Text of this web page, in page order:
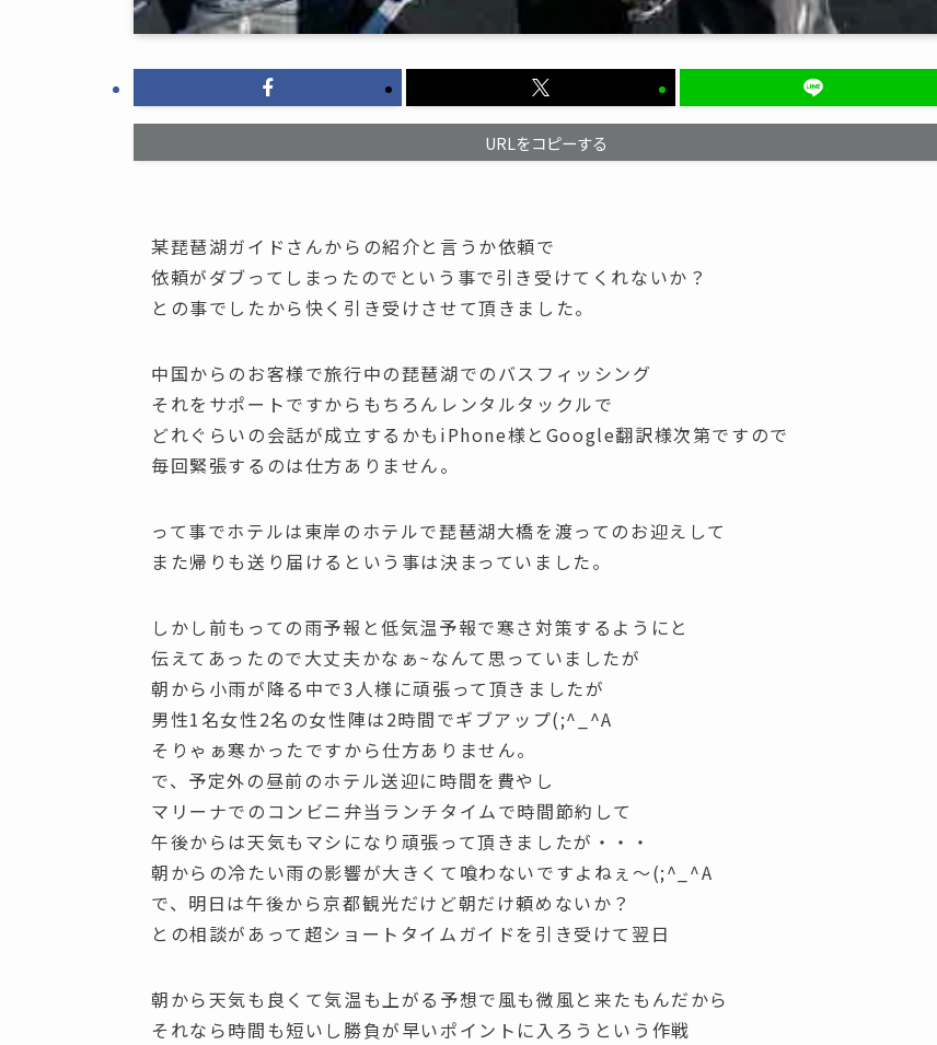
URLをコピーする
某琵琶湖ガイドさんからの紹介と言うか依頼で
依頼がダブってしまったのでという事で引き受けてくれないか？
との事でしたから快く引き受けさせて頂きました。
中国からのお客様で旅行中の琵琶湖でのバスフィッシング
それをサポートですからもちろんレンタルタックルで
どれぐらいの会話が成立するかもiPhone様とGoogle翻訳様次第ですので
毎回緊張するのは仕方ありません。
って事でホテルは東岸のホテルで琵琶湖大橋を渡ってのお迎えして
また帰りも送り届けるという事は決まっていました。
しかし前もっての雨予報と低気温予報で寒さ対策するようにと
伝えてあったので大丈夫かなぁ~なんて思っていましたが
朝から小雨が降る中で3人様に頑張って頂きましたが
男性1名女性2名の女性陣は2時間でギブアップ(;^_^A
そりゃぁ寒かったですから仕方ありません。
で、予定外の昼前のホテル送迎に時間を費やし
マリーナでのコンビニ弁当ランチタイムで時間節約して
午後からは天気もマシになり頑張って頂きましたが・・・
朝からの冷たい雨の影響が大きくて喰わないですよねぇ～(;^_^A
で、明日は午後から京都観光だけど朝だけ頼めないか？
との相談があって超ショートタイムガイドを引き受けて翌日
朝から天気も良くて気温も上がる予想で風も微風と来たもんだから
それなら時間も短いし勝負が早いポイントに入ろうという作戦